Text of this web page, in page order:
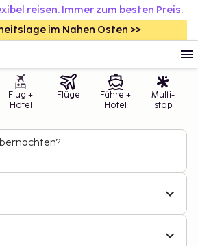
reisen. Immer zum besten Preis.
im Nahen Osten >>
Flug +
Hotel
Flüge
Fähre +
Hotel
Multi-
stop